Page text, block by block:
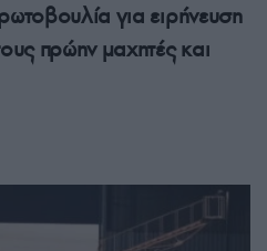
για ειρήνευση
πρώην μαχητές και